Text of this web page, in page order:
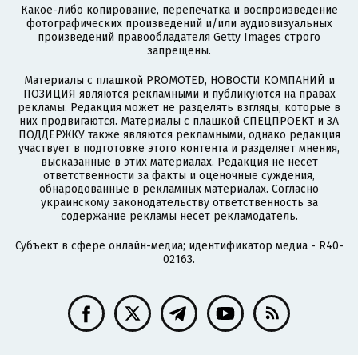
Какое-либо копирование, перепечатка и воспроизведение
фотографических произведений и/или аудиовизуальных
произведений правообладателя Getty Images строго
запрещены.
Материалы с плашкой PROMOTED, НОВОСТИ КОМПАНИЙ и
ПОЗИЦИЯ являются рекламными и публикуются на правах
рекламы. Редакция может не разделять взгляды, которые в
них продвигаются. Материалы с плашкой СПЕЦПРОЕКТ и ЗА
ПОДДЕРЖКУ также являются рекламными, однако редакция
участвует в подготовке этого контента и разделяет мнения,
высказанные в этих материалах. Редакция не несет
ответственности за факты и оценочные суждения,
обнародованные в рекламных материалах. Согласно
украинскому законодательству ответственность за
содержание рекламы несет рекламодатель.
Субъект в сфере онлайн-медиа; идентификатор медиа - R40-
02163.